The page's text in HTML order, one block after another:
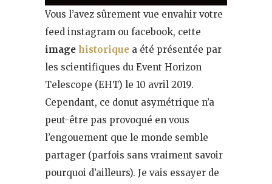
Vous l’avez sûrement vue envahir votre
feed instagram ou facebook, cette
image historique a été présentée par
les scientifiques du Event Horizon
Telescope (EHT) le 10 avril 2019.
Cependant, ce donut asymétrique n’a
peut-être pas provoqué en vous
l’engouement que le monde semble
partager (parfois sans vraiment savoir
pourquoi d’ailleurs). Je vais essayer de